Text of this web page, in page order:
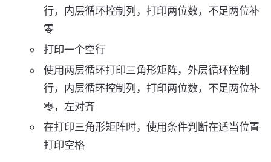
行，内层循环控制列，打印两位数，不足两位补
零
打印一个空行
使用两层循环打印三角形矩阵，外层循环控制
行，内层循环控制列，打印两位数，不足两位补
零，左对齐
在打印三角形矩阵时，使用条件判断在适当位置
打印空格